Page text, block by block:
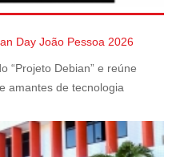
Day João Pessoa 2026
“Projeto Debian” e reúne
amantes de tecnologia